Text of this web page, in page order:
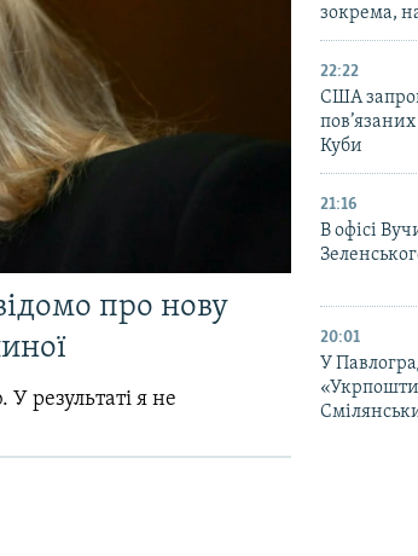
про нову
результаті я не
зокрема,
22:22
США
Куби
21:16
В офісі
20:01
У